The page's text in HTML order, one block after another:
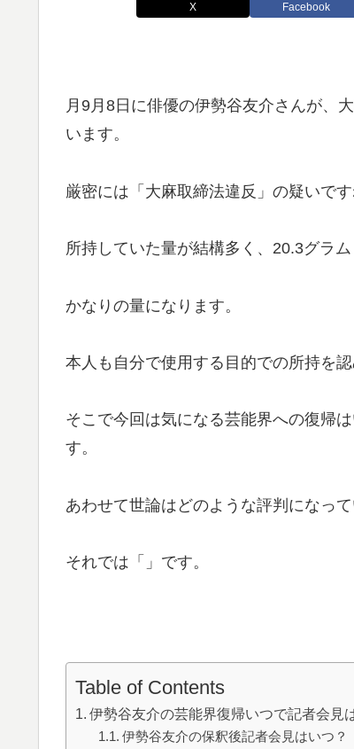
X Facebook
月9月8日に俳優の伊勢谷友介さんが、
います。
厳密には「大麻取締法違反」の疑いです
所持していた量が結構多く、20.3グラム
かなりの量になります。
本人も自分で使用する目的での所持を
そこで今回は気になる芸能界への復帰
す。
あわせて世論はどのような評判になっ
それでは「」です。
Table of Contents
伊勢谷友介の芸能界復帰いつで記者会見
伊勢谷友介の保釈後記者会見はいつ？